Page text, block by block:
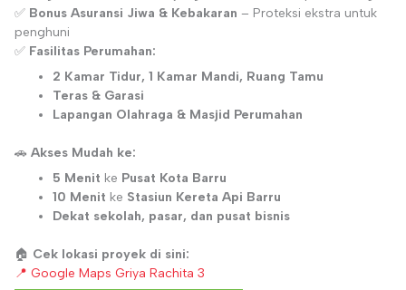
✅ Bonus Asuransi Jiwa & Kebakaran – Proteksi ekstra untuk
penghuni
✅ Fasilitas Perumahan:
2 Kamar Tidur, 1 Kamar Mandi, Ruang Tamu
Teras & Garasi
Lapangan Olahraga & Masjid Perumahan
🚗 Akses Mudah ke:
5 Menit ke Pusat Kota Barru
10 Menit ke Stasiun Kereta Api Barru
Dekat sekolah, pasar, dan pusat bisnis
🏠 Cek lokasi proyek di sini:
📍 Google Maps Griya Rachita 3